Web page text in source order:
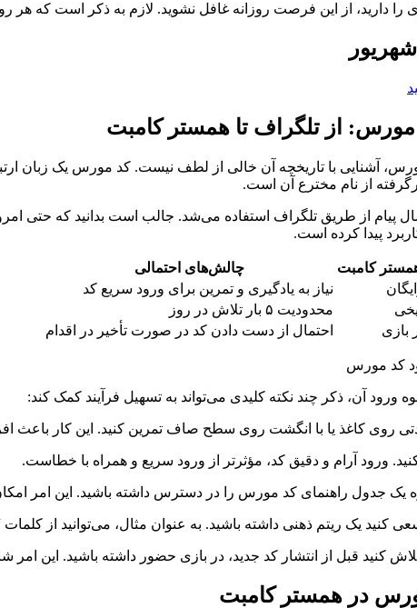
روزانه غافل نشوید. لازم به ذکر است که هر روز تنها ۵ بار فرصت ورود کد را خواهید داشت. پس دقت کنید تا
از تلگراف تا همستر کامبت
مورس، آشنایی با تاریخچه آن خالی از لطف نیست. کد مورس یک
از نام مخترع آن است.
پیام از طریق تلگراف استفاده می‌شد. جالب است بدانید که حتی
پیدا کرده است.
کامبت
چالش‌های احتمالی
نیاز به یادگیری و تمرین برای ورود سریع کد
محدودیت ۵ بار تلاش در روز
بازی
احتمال از دست دادن کد در صورت تأخیر در اقدام
کد مورس
ورود آن، ذکر چند نکته کلیدی می‌تواند به تسهیل فرآیند کمک کند:
روی کاغذ یا با انگشت روی سطح صاف تمرین کنید. این کار
ورود آرام و دقیق کد، مؤثرتر از ورود سریع و همراه با خطاست.
یک جدول راهنمای کد مورس را در دسترس داشته باشید. این امر
کنید یک ریتم ذهنی داشته باشید. به عنوان مثال، می‌توانید از
کنید قبل از انتشار کد جدید، در بازی حضور داشته باشید. این
در همستر کامبت